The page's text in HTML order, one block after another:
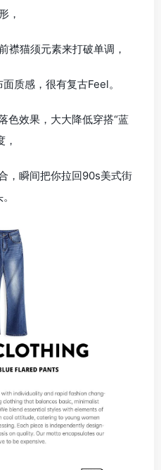
，
襟猫须元素来打破单调，
质感，很有复古Feel。
色效果，大大降低穿搭“蓝
，
，瞬间把你拉回90s美式街